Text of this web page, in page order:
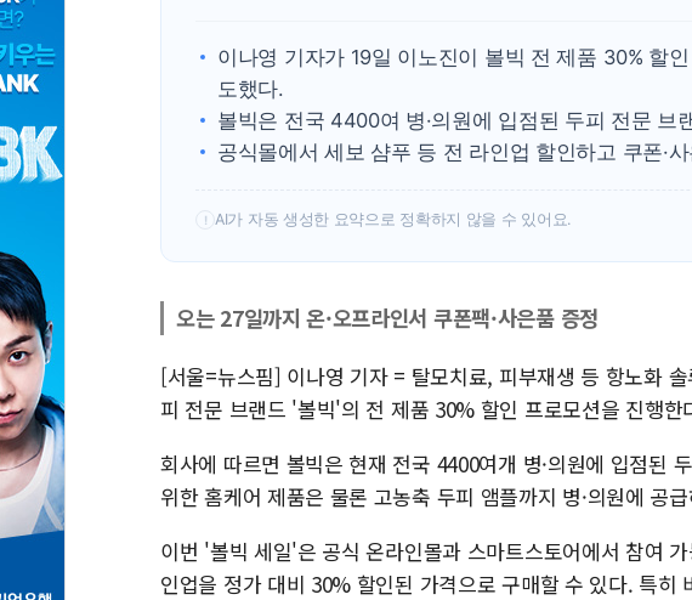
이나영 기자가 19일 이노진이 볼빅 전 제품 30% 할
도했다.
볼빅은 전국 4400여 병·의원에 입점된 두피 전문 브
공식몰에서 세보 샴푸 등 전 라인업 할인하고 쿠폰·
! AI가 자동 생성한 요약으로 정확하지 않을 수 있어요.
오는 27일까지 온·오프라인서 쿠폰팩·사은품 증정
[서울=뉴스핌] 이나영 기자 = 탈모치료, 피부재생 등 항노화
피 전문 브랜드 '볼빅'의 전 제품 30% 할인 프로모션을 진행한
회사에 따르면 볼빅은 현재 전국 4400여개 병·의원에 입점된
위한 홈케어 제품은 물론 고농축 두피 앰플까지 병·의원에 공
이번 '볼빅 세일'은 공식 온라인몰과 스마트스토어에서 참여
인업을 정가 대비 30% 할인된 가격으로 구매할 수 있다. 특히